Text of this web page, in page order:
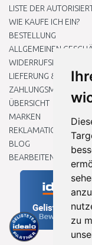
zu
LISTE DER
WIE KAUFE ICH EIN?
BESTELLUNG
ALLGEMEINEN
WIDERRUFSRECHT
LIEFERUNG &
ZAHLUNGSMETHODEN
ÜBERSICHT
MARKEN
REKLAMATIONEN UND
BLOG
BEARBEITEN SIE